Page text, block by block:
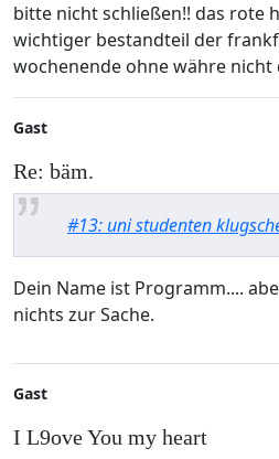
bitte nicht schließen!! das rote
wichtiger bestandteil der
wochenende ohne währe nicht
Gast
Re: bäm.
#13: uni studenten
Dein Name ist Programm....
nichts zur Sache.
Gast
I L9ove You my heart